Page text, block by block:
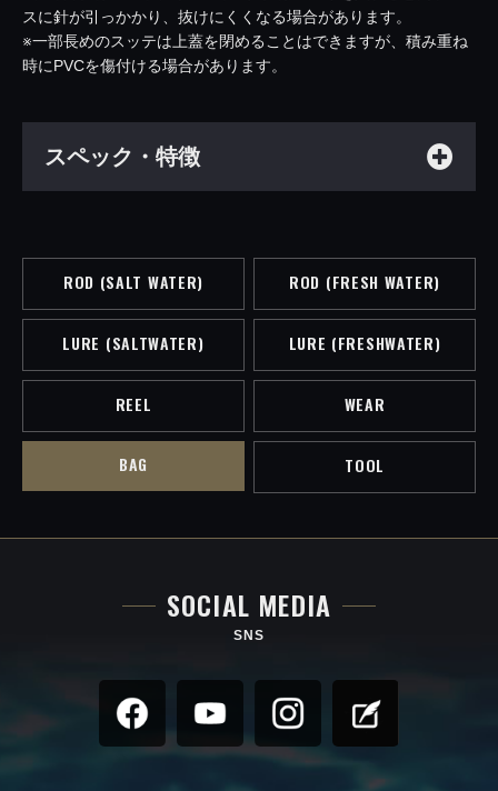
スに針が引っかかり、抜けにくくなる場合があります。
※一部長めのスッテは上蓋を閉めることはできますが、積み重ね
時にPVCを傷付ける場合があります。
スペック・特徴
ROD (SALT WATER) ROD (FRESH WATER)
LURE (SALTWATER) LURE (FRESHWATER)
REEL WEAR
BAG TOOL
SOCIAL MEDIA
SNS